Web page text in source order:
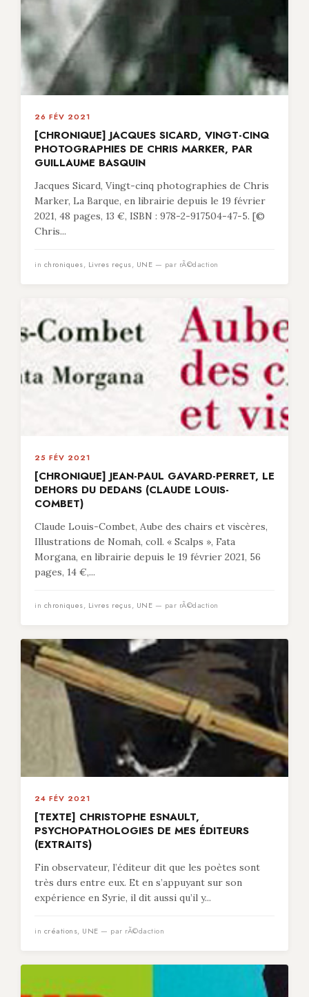
26 FÉV 2021
[CHRONIQUE] JACQUES SICARD, VINGT-CINQ
PHOTOGRAPHIES DE CHRIS MARKER, PAR
GUILLAUME BASQUIN
Jacques Sicard, Vingt-cinq photographies de Chris
Marker, La Barque, en librairie depuis le 19 février
2021, 48 pages, 13 €, ISBN : 978-2-917504-47-5. [©
Chris...
in chroniques, Livres reçus, UNE — par rÃ©daction
25 FÉV 2021
[CHRONIQUE] JEAN-PAUL GAVARD-PERRET, LE
DEHORS DU DEDANS (CLAUDE LOUIS-
COMBET)
Claude Louis-Combet, Aube des chairs et viscères,
Illustrations de Nomah, coll. « Scalps », Fata
Morgana, en librairie depuis le 19 février 2021, 56
pages, 14 €,...
in chroniques, Livres reçus, UNE — par rÃ©daction
24 FÉV 2021
[TEXTE] CHRISTOPHE ESNAULT,
PSYCHOPATHOLOGIES DE MES ÉDITEURS
(EXTRAITS)
Fin observateur, l’éditeur dit que les poètes sont
très durs entre eux. Et en s’appuyant sur son
expérience en Syrie, il dit aussi qu’il y...
in créations, UNE — par rÃ©daction